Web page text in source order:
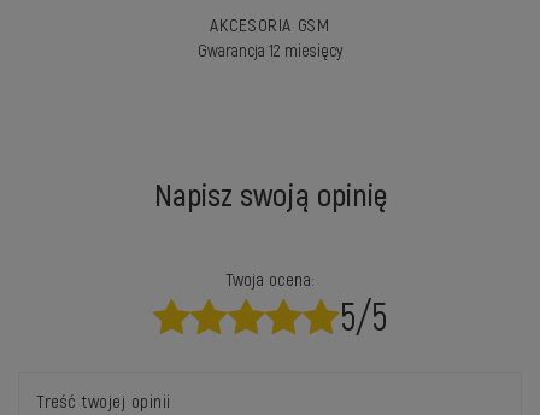
AKCESORIA GSM
Gwarancja 12 miesięcy
Napisz swoją opinię
Twoja ocena:
5/5
Treść twojej opinii